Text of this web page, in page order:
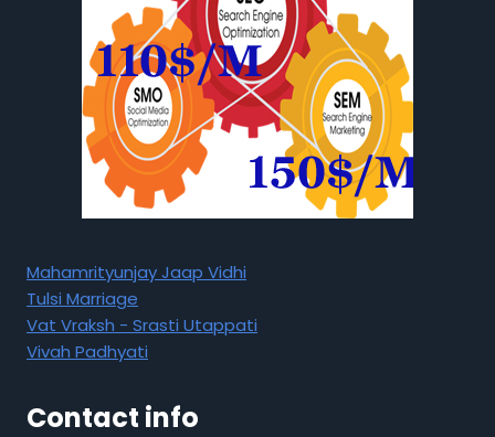
Mahamrityunjay Jaap Vidhi
Tulsi Marriage
Vat Vraksh - Srasti Utappati
Vivah Padhyati
Contact info